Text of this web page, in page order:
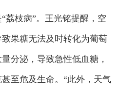
枝病”。王光铭提醒，空
果糖无法及时转化为葡萄
分泌，导致急性低血糖，
至危及生命。“此外，天气